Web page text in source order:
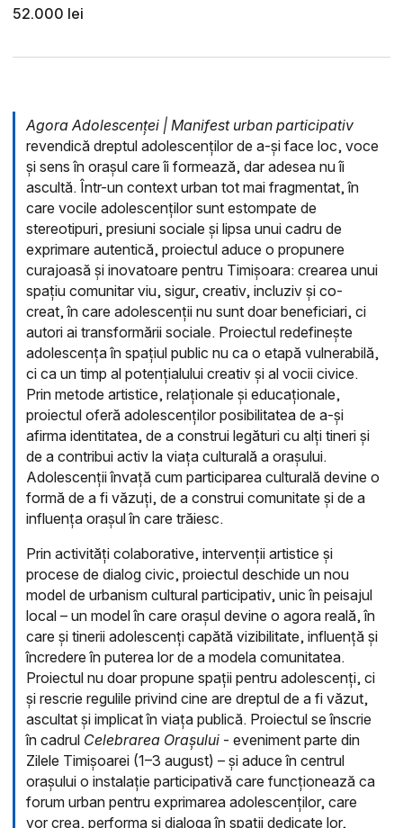
52.000 lei
Agora Adolescenței | Manifest urban participativ
revendică dreptul adolescenților de a-și face loc, voce
și sens în orașul care îi formează, dar adesea nu îi
ascultă. Într-un context urban tot mai fragmentat, în
care vocile adolescenților sunt estompate de
stereotipuri, presiuni sociale și lipsa unui cadru de
exprimare autentică, proiectul aduce o propunere
curajoasă și inovatoare pentru Timișoara: crearea unui
spațiu comunitar viu, sigur, creativ, incluziv și co-
creat, în care adolescenții nu sunt doar beneficiari, ci
autori ai transformării sociale. Proiectul redefinește
adolescența în spațiul public nu ca o etapă vulnerabilă,
ci ca un timp al potențialului creativ și al vocii civice.
Prin metode artistice, relaționale și educaționale,
proiectul oferă adolescenților posibilitatea de a-și
afirma identitatea, de a construi legături cu alți tineri și
de a contribui activ la viața culturală a orașului.
Adolescenții învață cum participarea culturală devine o
formă de a fi văzuți, de a construi comunitate și de a
influența orașul în care trăiesc.
Prin activități colaborative, intervenții artistice și
procese de dialog civic, proiectul deschide un nou
model de urbanism cultural participativ, unic în peisajul
local – un model în care orașul devine o agora reală, în
care și tinerii adolescenți capătă vizibilitate, influență și
încredere în puterea lor de a modela comunitatea.
Proiectul nu doar propune spații pentru adolescenți, ci
și rescrie regulile privind cine are dreptul de a fi văzut,
ascultat și implicat în viața publică. Proiectul se înscrie
în cadrul Celebrarea Orașului - eveniment parte din
Zilele Timișoarei (1–3 august) – și aduce în centrul
orașului o instalație participativă care funcționează ca
forum urban pentru exprimarea adolescenților, care
vor crea, performa și dialoga în spații dedicate lor,